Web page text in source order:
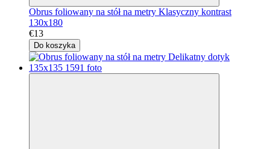
Obrus foliowany na stół na metry Klasyczny kontrast
130x180
€13
Do koszyka